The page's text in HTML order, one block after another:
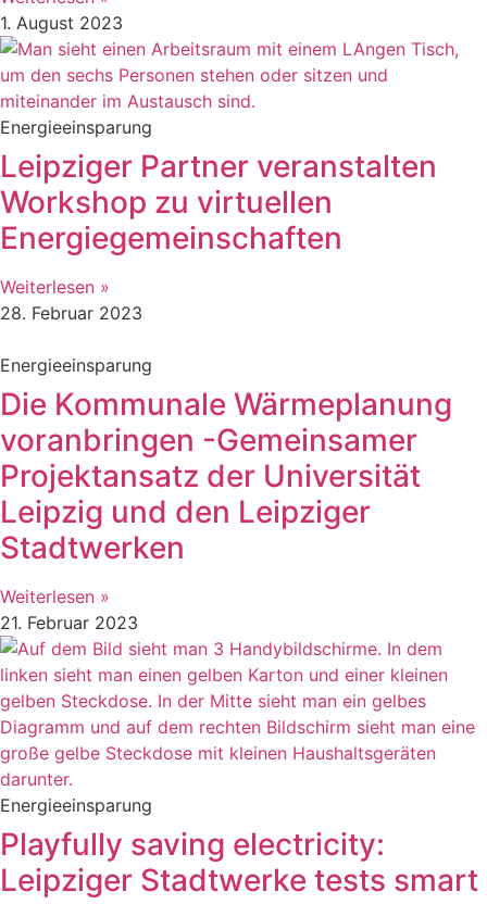
1. August 2023
Energieeinsparung
Leipziger Partner veranstalten
Workshop zu virtuellen
Energiegemeinschaften
Weiterlesen »
28. Februar 2023
Energieeinsparung
Die Kommunale Wärmeplanung
voranbringen -Gemeinsamer
Projektansatz der Universität
Leipzig und den Leipziger
Stadtwerken
Weiterlesen »
21. Februar 2023
Energieeinsparung
Playfully saving electricity:
Leipziger Stadtwerke tests smart